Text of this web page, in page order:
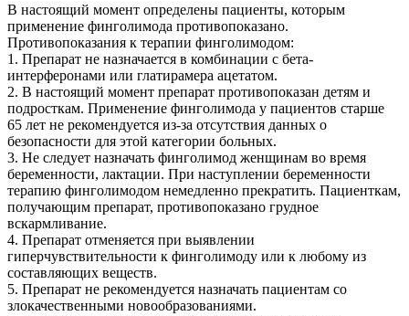
В настоящий момент определены пациенты, которым
применение финголимода противопоказано.
Противопоказания к терапии финголимодом:
1. Препарат не назначается в комбинации с бета-
интерферонами или глатирамера ацетатом.
2. В настоящий момент препарат противопоказан детям и
подросткам. Применение финголимода у пациентов старше
65 лет не рекомендуется из-за отсутствия данных о
безопасности для этой категории больных.
3. Не следует назначать финголимод женщинам во время
беременности, лактации. При наступлении беременности
терапию финголимодом немедленно прекратить. Пациенткам,
получающим препарат, противопоказано грудное
вскармливание.
4. Препарат отменяется при выявлении
гиперчувствительности к финголимоду или к любому из
составляющих веществ.
5. Препарат не рекомендуется назначать пациентам со
злокачественными новообразованиями.